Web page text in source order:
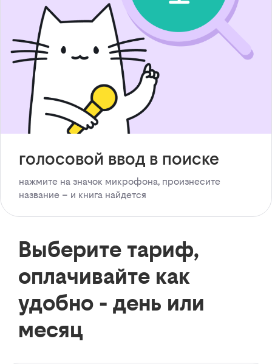
голосовой ввод в поиске
нажмите на значок микрофона, произнесите
название – и книга найдется
Выберите тариф,
оплачивайте как
удобно - день или
месяц